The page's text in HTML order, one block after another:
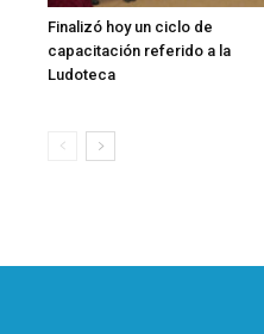
Finalizó hoy un ciclo de
capacitación referido a la
Ludoteca